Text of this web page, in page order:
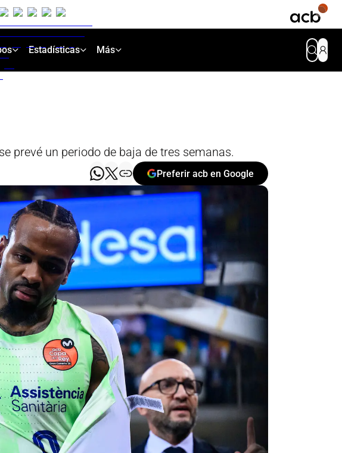
Estadísticas Más
prevé un periodo de baja de tres semanas.
Preferir acb en Google